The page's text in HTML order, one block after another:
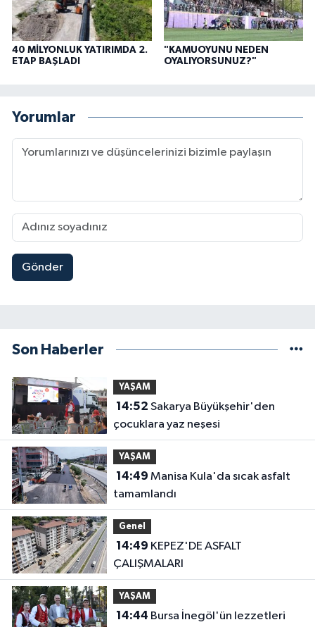
40 MİLYONLUK YATIRIMDA 2.
ETAP BAŞLADI
"KAMUOYUNU NEDEN
OYALIYORSUNUZ?"
Yorumlar
Gönder
Son Haberler
YAŞAM
14:52
çocuklara yaz neşesi
YAŞAM
14:49
tamamlandı
Genel
14:49
ÇALIŞMALARI
YAŞAM
14:44